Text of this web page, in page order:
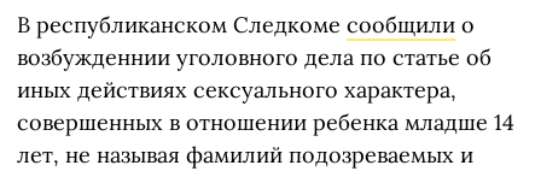
В республиканском Следкоме сообщили о
возбужденнии уголовного дела по статье об
иных действиях сексуального характера,
совершенных в отношении ребенка младше 14
лет, не называя фамилий подозреваемых и